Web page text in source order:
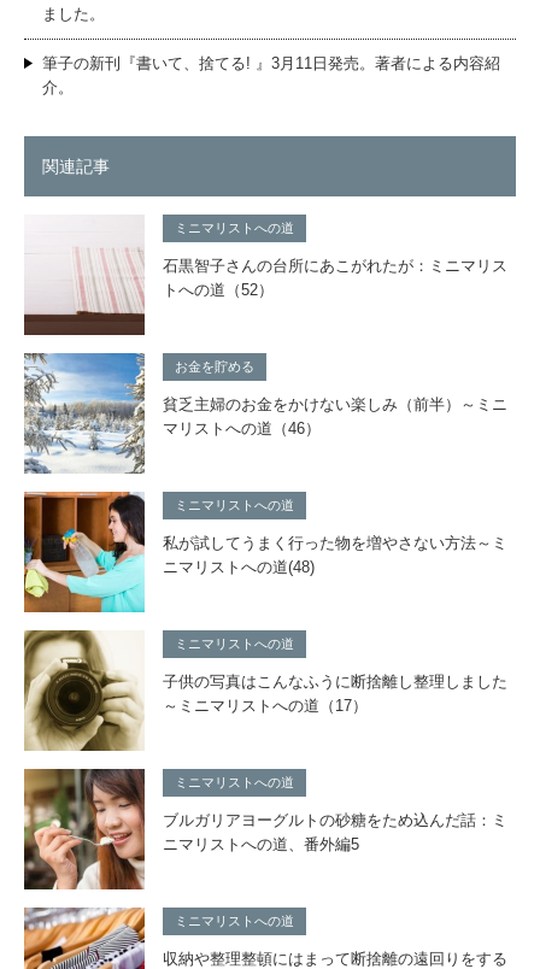
ました。
筆子の新刊『書いて、捨てる! 』3月11日発売。著者による内容紹
介。
関連記事
ミニマリストへの道
石黒智子さんの台所にあこがれたが：ミニマリス
トへの道（52）
お金を貯める
貧乏主婦のお金をかけない楽しみ（前半）～ミニ
マリストへの道（46）
ミニマリストへの道
私が試してうまく行った物を増やさない方法～ミ
ニマリストへの道(48)
ミニマリストへの道
子供の写真はこんなふうに断捨離し整理しました
～ミニマリストへの道（17）
ミニマリストへの道
ブルガリアヨーグルトの砂糖をため込んだ話：ミ
ニマリストへの道、番外編5
ミニマリストへの道
収納や整理整頓にはまって断捨離の遠回りをする